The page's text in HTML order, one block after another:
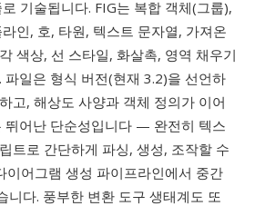
기술됩니다. FIG는 복합 객체(그룹),
인, 호, 타원, 텍스트 문자열, 가져온
색상, 선 스타일, 화살촉, 영역 채우기
파일은 형식 버전(현재 3.2)을 선언하
고, 해상도 사양과 객체 정의가 이어
뛰어난 단순성입니다 — 완전히 텍스
트로 간단하게 파싱, 생성, 조작할 수
이어그램 생성 파이프라인에서 중간
니다. 풍부한 변환 도구 생태계도 또